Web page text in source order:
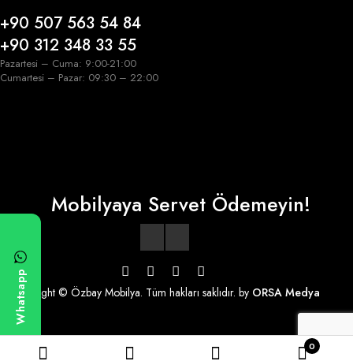
0
+90 507 563 54 84
+90 312 348 33 55
Pazartesi – Cuma: 9:00-21:00
Cumartesi – Pazar: 09:30 – 22:00
Mobilyaya Servet Ödemeyin!
Copyright © Özbay Mobilya. Tüm hakları saklıdır. by ORSA Medya
Whatsapp